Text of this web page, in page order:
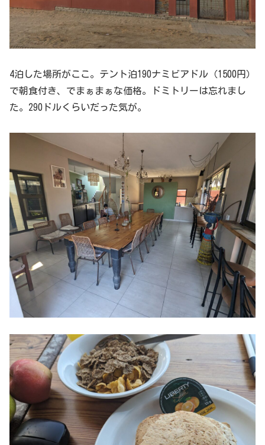
4泊した場所がここ。テント泊190ナミビアドル（1500円）
で朝食付き、でまぁまぁな価格。ドミトリーは忘れまし
た。290ドルくらいだった気が。